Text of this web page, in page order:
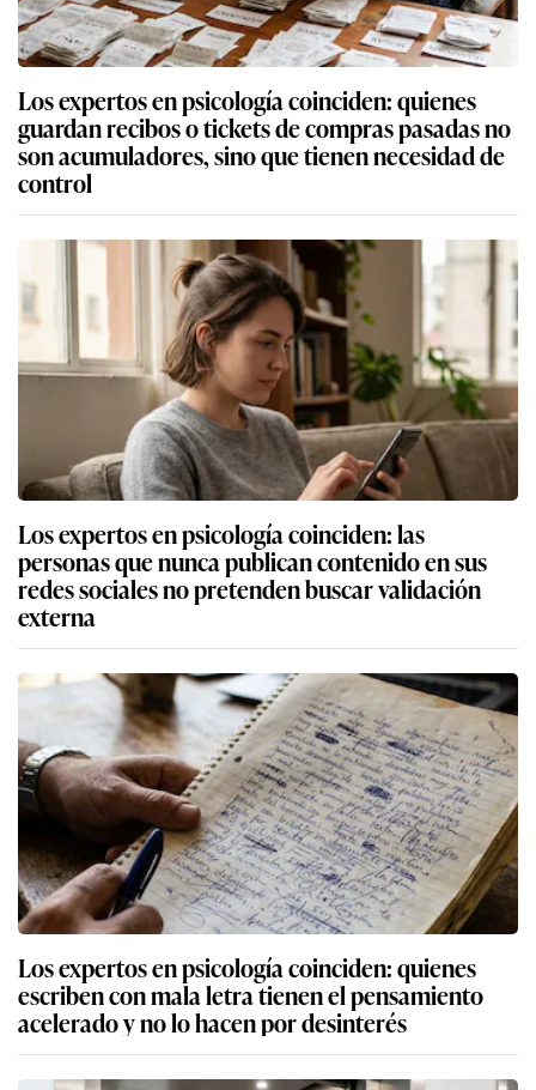
Los expertos en psicología coinciden: quienes
guardan recibos o tickets de compras pasadas no
son acumuladores, sino que tienen necesidad de
control
Los expertos en psicología coinciden: las
personas que nunca publican contenido en sus
redes sociales no pretenden buscar validación
externa
Los expertos en psicología coinciden: quienes
escriben con mala letra tienen el pensamiento
acelerado y no lo hacen por desinterés